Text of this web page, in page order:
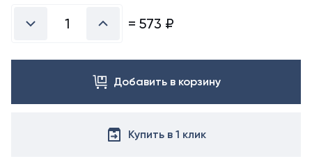
= 573 ₽
Добавить в корзину
Купить в 1 клик